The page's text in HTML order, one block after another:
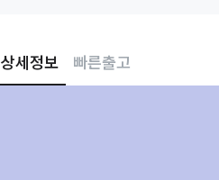
상세정보 빠른출고